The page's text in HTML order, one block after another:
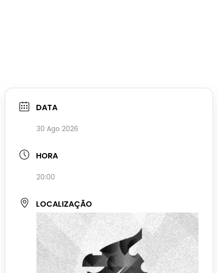
DATA
30 Ago 2026
HORA
20:00
LOCALIZAÇÃO